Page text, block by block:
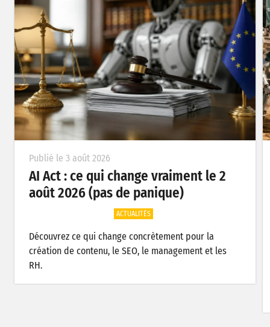
Publié le 3 août 2026
AI Act : ce qui change vraiment le 2
août 2026 (pas de panique)
ACTUALITÉS
Découvrez ce qui change concrètement pour la
création de contenu, le SEO, le management et les
RH.